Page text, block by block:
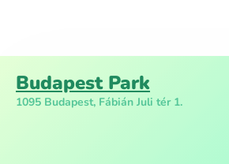
Budapest Park
1095 Budapest, Fábián Juli tér 1.